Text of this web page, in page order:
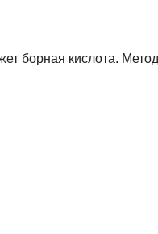
борная кислота. Метод